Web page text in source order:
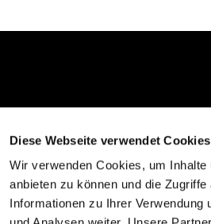
Diese Webseite verwendet Cookies
Wir verwenden Cookies, um
anbieten zu können und die
Informationen zu Ihrer